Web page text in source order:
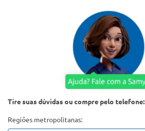
Tire suas dúvidas ou compre pelo telefone:
Regiões metropolitanas: